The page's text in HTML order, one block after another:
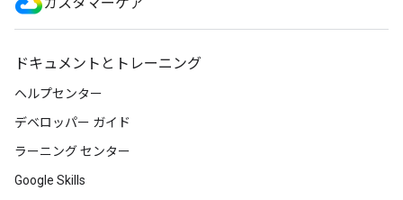
カスタマーケア
ドキュメントとトレーニング
ヘルプセンター
デベロッパー ガイド
ラーニング センター
Google Skills